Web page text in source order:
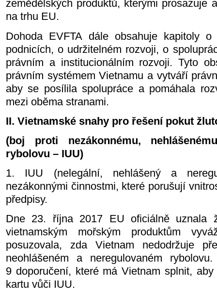
zemědělských produktů, kterými prosazuje
na trhu EU.
Dohoda EVFTA dále obsahuje kapitoly
podnicích, o udržitelném rozvoji, o
právním a institucionálním rozvoji. Tyto
právním systémem Vietnamu a vytváří
aby se posílila spolupráce a pomáhala
mezi oběma stranami.
II. Vietnamské snahy pro řešení pokut
(boj proti nezákonnému,
rybolovu – IUU)
1. IUU (nelegální, nehlášený a
nezákonnými činnostmi, které porušují
předpisy.
Dne 23. října 2017 EU oficiálně uznala
vietnamským mořským produktům
posuzovala, zda Vietnam nedodržuje
neohlášeném a neregulovaném
9 doporučení, které má Vietnam splnit,
kartu vůči IUU.